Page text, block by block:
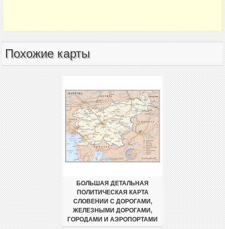
Похожие карты
БОЛЬШАЯ ДЕТАЛЬНАЯ
ПОЛИТИЧЕСКАЯ КАРТА
СЛОВЕНИИ С ДОРОГАМИ,
ЖЕЛЕЗНЫМИ ДОРОГАМИ,
ГОРОДАМИ И АЭРОПОРТАМИ